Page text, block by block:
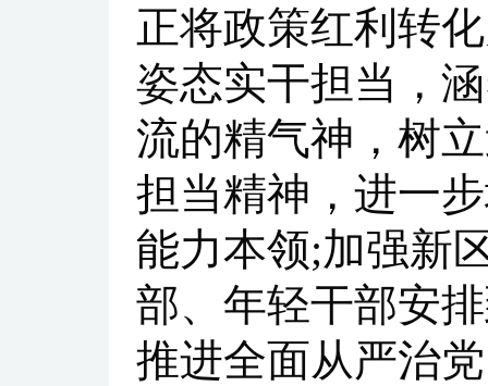
正将政策红利转
姿态实干担当，
流的精气神，树
担当精神，进一
能力本领;加强新
部、年轻干部安
推进全面从严治